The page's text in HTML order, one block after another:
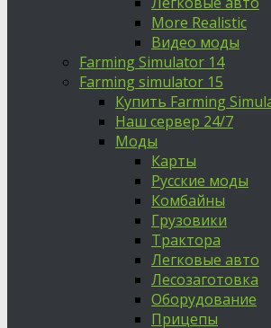
More Realistic
Видео моды
Farming Simulator 14
Farming simulator 15
Купить Farming
Наш сервер 24/7
Моды
Карты
Русские моды
Комбайны
Грузовики
Трактора
Легковые авто
Лесозаготовка
Оборудование
Прицепы